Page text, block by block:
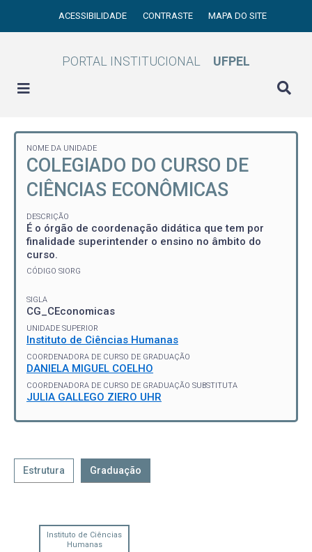
ACESSIBILIDADE CONTRASTE MAPA DO SITE
PORTAL INSTITUCIONAL UFPEL
NOME DA UNIDADE
COLEGIADO DO CURSO DE
CIÊNCIAS ECONÔMICAS
DESCRIÇÃO
É o órgão de coordenação didática que tem por
finalidade superintender o ensino no âmbito do
curso.
CÓDIGO SIORG
SIGLA
CG_CEconomicas
UNIDADE SUPERIOR
Instituto de Ciências Humanas
COORDENADORA DE CURSO DE GRADUAÇÃO
DANIELA MIGUEL COELHO
COORDENADORA DE CURSO DE GRADUAÇÃO SUBSTITUTA
JULIA GALLEGO ZIERO UHR
Estrutura Graduação
Instituto de Ciências
Humanas